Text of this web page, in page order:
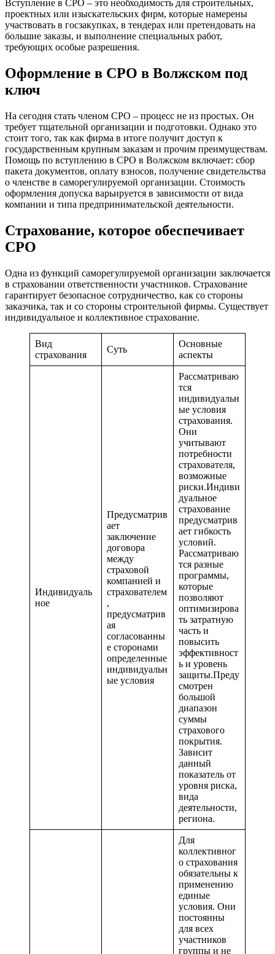
Вступление в СРО – это необходимость для строительных,
проектных или изыскательских фирм, которые намерены
участвовать в госзакупках, в тендерах или претендовать на
большие заказы, и выполнение специальных работ,
требующих особые разрешения.
Оформление в СРО в Волжском под
ключ
На сегодня стать членом СРО – процесс не из простых. Он
требует тщательной организации и подготовки. Однако это
стоит того, так как фирма в итоге получит доступ к
государственным крупным заказам и прочим преимуществам.
Помощь по вступлению в СРО в Волжском включает: сбор
пакета документов, оплату взносов, получение свидетельства
о членстве в саморегулируемой организации. Стоимость
оформления допуска варьируется в зависимости от вида
компании и типа предпринимательской деятельности.
Страхование, которое обеспечивает
СРО
Одна из функций саморегулируемой организации заключается
в страховании ответственности участников. Страхование
гарантирует безопасное сотрудничество, как со стороны
заказчика, так и со стороны строительной фирмы. Существует
индивидуальное и коллективное страхование.
Вид
страхования
Суть
Основные
аспекты
Индивидуаль
ное
Предусматрив
ает
заключение
договора
между
страховой
компанией и
страхователем
,
предусматрив
ая
согласованны
е сторонами
определенные
индивидуальн
ые условия
Рассматриваю
тся
индивидуальн
ые условия
страхования.
Они
учитывают
потребности
страхователя,
возможные
риски.Индиви
дуальное
страхование
предусматрив
ает гибкость
условий.
Рассматриваю
тся разные
программы,
которые
позволяют
оптимизирова
ть затратную
часть и
повысить
эффективност
ь и уровень
защиты.Преду
смотрен
большой
диапазон
суммы
страхового
покрытия.
Зависит
данный
показатель от
уровня риска,
вида
деятельности,
региона.
Для
коллективног
о страхования
обязательны к
применению
единые
условия. Они
постоянны
для всех
участников
группы и не